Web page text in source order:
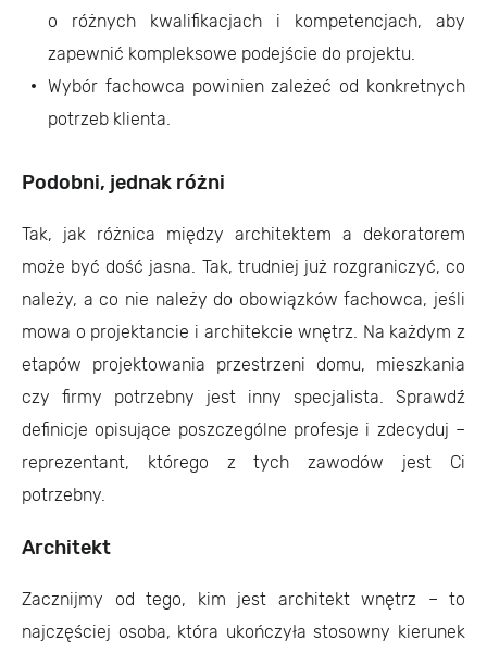
o różnych kwalifikacjach i kompetencjach, aby
zapewnić kompleksowe podejście do projektu.
Wybór fachowca powinien zależeć od konkretnych
potrzeb klienta.
Podobni, jednak różni
Tak, jak różnica między architektem a dekoratorem
może być dość jasna. Tak, trudniej już rozgraniczyć, co
należy, a co nie należy do obowiązków fachowca, jeśli
mowa o projektancie i architekcie wnętrz. Na każdym z
etapów projektowania przestrzeni domu, mieszkania
czy firmy potrzebny jest inny specjalista. Sprawdź
definicje opisujące poszczególne profesje i zdecyduj –
reprezentant, którego z tych zawodów jest Ci
potrzebny.
Architekt
Zacznijmy od tego, kim jest architekt wnętrz – to
najczęściej osoba, która ukończyła stosowny kierunek